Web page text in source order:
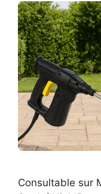
Consultable sur